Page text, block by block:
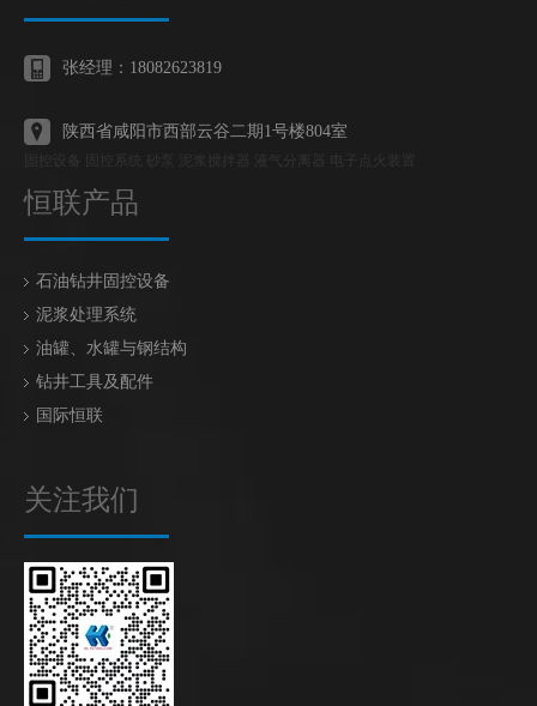
张经理：18082623819
陕西省咸阳市西部云谷二期1号楼804室
恒联产品
石油钻井固控设备
泥浆处理系统
油罐、水罐与钢结构
钻井工具及配件
国际恒联
关注我们